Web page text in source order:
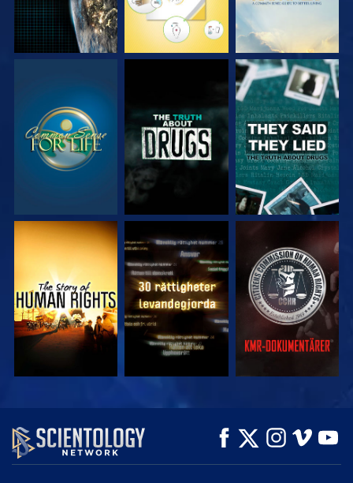
TITTA TITTA TITTA
TITTA TITTA TITTA
TITTA
UTFORSKA
SERIEN